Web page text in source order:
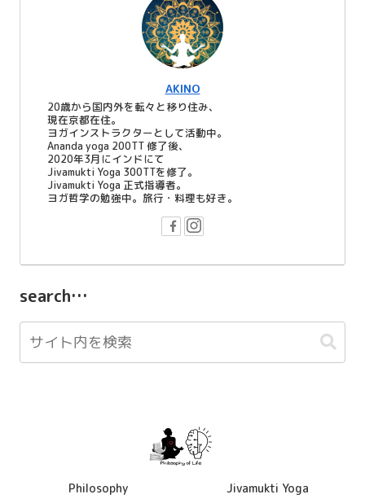
AKINO
20歳から国内外を転々と移り住み、
現在京都在住。
ヨガインストラクターとして活動中。
Ananda yoga 200TT 修了後、
2020年3月にインドにて
Jivamukti Yoga 300TTを修了。
Jivamukti Yoga 正式指導者。
ヨガ哲学の勉強中。旅行・料理も好き。
search…
Philosophy Jivamukti Yoga